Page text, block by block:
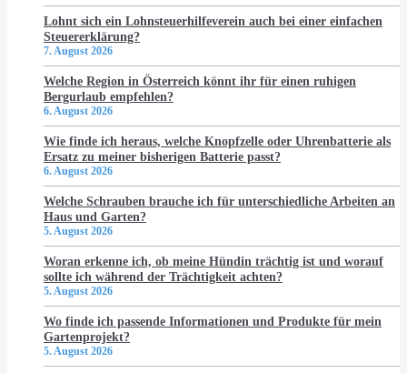
Lohnt sich ein Lohnsteuerhilfeverein auch bei einer einfachen
Steuererklärung?
7. August 2026
Welche Region in Österreich könnt ihr für einen ruhigen
Bergurlaub empfehlen?
6. August 2026
Wie finde ich heraus, welche Knopfzelle oder Uhrenbatterie als
Ersatz zu meiner bisherigen Batterie passt?
6. August 2026
Welche Schrauben brauche ich für unterschiedliche Arbeiten an
Haus und Garten?
5. August 2026
Woran erkenne ich, ob meine Hündin trächtig ist und worauf
sollte ich während der Trächtigkeit achten?
5. August 2026
Wo finde ich passende Informationen und Produkte für mein
Gartenprojekt?
5. August 2026